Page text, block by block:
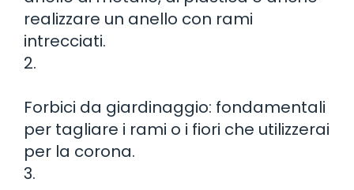
realizzare un anello con rami
intrecciati.
2.
Forbici da giardinaggio: fondamentali
per tagliare i rami o i fiori che utilizzerai
per la corona.
3.